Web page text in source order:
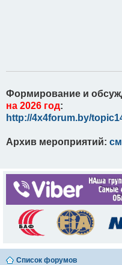
Формирование и
на 2026 год:
http://4x4forum.by/
Архив мероприятий:
Список форумов